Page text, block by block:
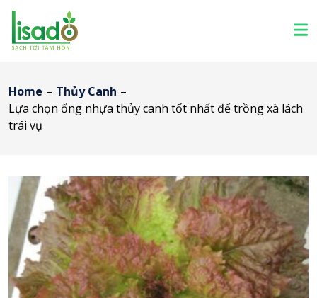
Home – Thủy Canh –
Lựa chọn ống nhựa thủy canh tốt nhất để trồng xà lách
trái vụ